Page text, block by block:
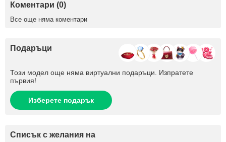
Коментари (0)
Все още няма коментари
Подаръци
Този модел още няма виртуални подаръци. Изпратете
първия!
Изберете подарък
Списък с желания на